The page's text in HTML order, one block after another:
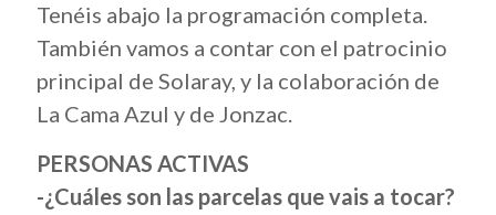
Tenéis abajo la programación completa.
También vamos a contar con el patrocinio
principal de Solaray, y la colaboración de
La Cama Azul y de Jonzac.
PERSONAS ACTIVAS
-¿Cuáles son las parcelas que vais a tocar?